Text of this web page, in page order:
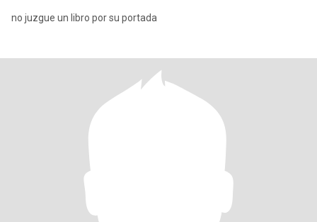
no juzgue un libro por su portada